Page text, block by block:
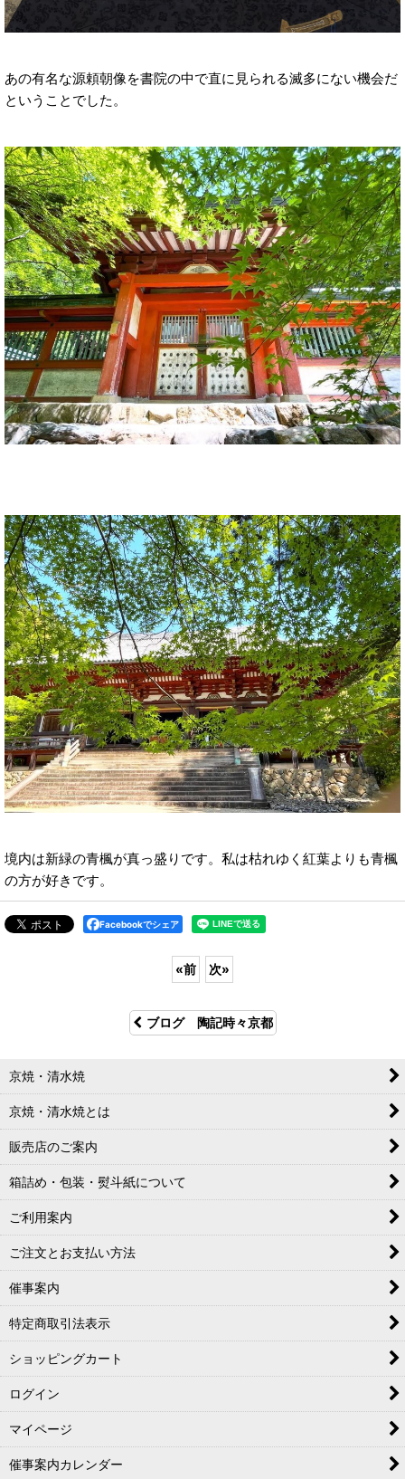
あの有名な源頼朝像を書院の中で直に見られる滅多にない機会だ
ということでした。
境内は新緑の青楓が真っ盛りです。私は枯れゆく紅葉よりも青楓
の方が好きです。
Facebookでシェア
«前 次»
ブログ 陶記時々京都
京焼・清水焼
京焼・清水焼とは
販売店のご案内
箱詰め・包装・熨斗紙について
ご利用案内
ご注文とお支払い方法
催事案内
特定商取引法表示
ショッピングカート
ログイン
マイページ
催事案内カレンダー